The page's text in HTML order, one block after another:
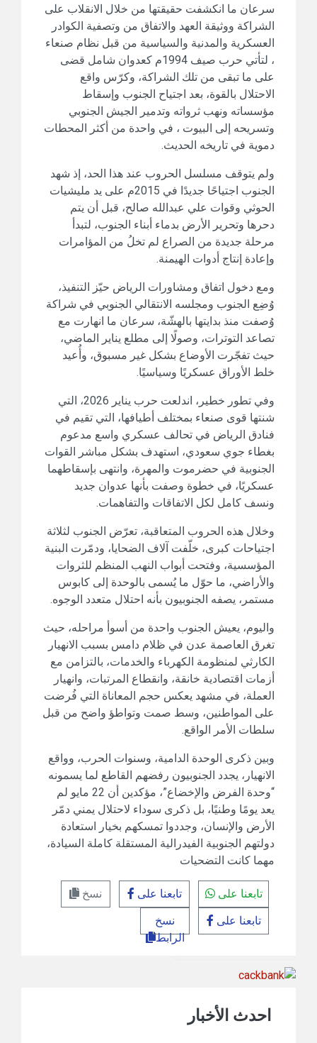
سرعان ما انكشفت حقيقتها من خلال الانقلاب على
الشراكة ووثيقة العهد والاتفاق من وتصفية الكوادر
العسكرية والمدنية والسياسية من قبل نظام صنعاء
، لتأتي حرب صيف 1994م كعدوان شامل قضى
على ما تبقى من تلك الشراكة، وكرّس واقع
الاحتلال بالقوة، بعد اجتياح الجنوب وإسقاط
مؤسساته ونهب ثرواته وتدمير الجيش الجنوبي
وتسريحه إلى البيوت ، في واحدة من أكثر المحطات
دموية في تاريخه الحديث.
ولم يتوقف مسلسل الحروب عند هذا الحد، إذ شهد
الجنوب اجتياحًا جديدًا في 2015م على يد مليشيات
الحوثي وقوات علي عبدالله صالح، قبل أن يتم
دحرها وتحرير الأرض بدماء أبناء الجنوب، لتبدأ
مرحلة جديدة من الصراع لم تخلُ من المؤامرات
وإعادة إنتاج أدوات الهيمنة.
ومع دخول اتفاق ومشاورات الرياض حيّز التنفيذ،
وُضِع الجنوب ومجلسه الانتقالي الجنوبي في شراكة
وُصفت منذ بدايتها بالهشّة، سرعان ما انهارت مع
تصاعد التوترات، وصولًا إلى مطلع يناير الماضي،
حيث تفجّرت الأوضاع بشكل غير مسبوق، وأُعيد
خلط الأوراق عسكريًا وسياسيًا.
وفي تطور خطير، اندلعت حرب يناير 2026، التي
شنتها قوى صنعاء بمختلف أطيافها، التي تقيم في
فنادق الرياض في تحالف عسكري واسع مدعوم
بغطاء جوي سعودي، استهدف بشكل مباشر القوات
الجنوبية في حضرموت والمهرة، وانتهى بإسقاطهما
عسكريًا، في خطوة وصفت بأنها عدوان جديد
ونسف كامل لكل الاتفاقات والتفاهمات.
وخلال هذه الحروب المتعاقبة، تعرّض الجنوب لثلاثة
اجتياحات كبرى، خلّفت آلاف الضحايا، ودمّرت البنية
المؤسسية، وفتحت أبواب النهب المنظم للثروات
والأراضي، ما حوّل ما يُسمى بالوحدة إلى كابوس
مستمر، يصفه الجنوبيون بأنه احتلال متعدد الوجوه.
واليوم، يعيش الجنوب واحدة من أسوأ مراحله، حيث
تغرق العاصمة عدن في ظلام دامس بسبب الانهيار
الكارثي لمنظومة الكهرباء والخدمات، بالتزامن مع
أزمات اقتصادية خانقة، وانقطاع المرتبات، وانهيار
العملة، في مشهد يعكس حجم المعاناة التي فُرضت
على المواطنين، وسط صمت وتواطؤ واضح من قبل
سلطات الأمر الواقع.
وبين ذكرى الوحدة الدامية، وسنوات الحرب، وواقع
الانهيار، يجدد الجنوبيون رفضهم القاطع لما يسمونه
“وحدة الفرض والإخضاع”، مؤكدين أن 22 مايو لم
يعد يومًا وطنيًا، بل ذكرى سوداء لاحتلال يمني دمّر
الأرض والإنسان، وجددوا تمسكهم بخيار استعادة
دولتهم الجنوبية الفيدرالية المستقلة كاملة السيادة،
مهما كانت التضحيات
تابعنا على تابعنا على
نسخ
تابعنا على
نسخ
الرابط
احدث الأخبار